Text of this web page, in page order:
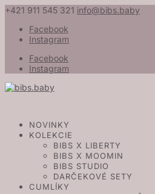
+421 911 545 321 info@bibs.baby
Facebook
Instagram
Facebook
Instagram
NOVINKY
KOLEKCIE
BIBS X LIBERTY
BIBS X MOOMIN
BIBS STUDIO
DARČEKOVÉ SETY
CUMLÍKY